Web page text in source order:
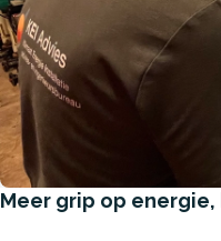
Meer grip op